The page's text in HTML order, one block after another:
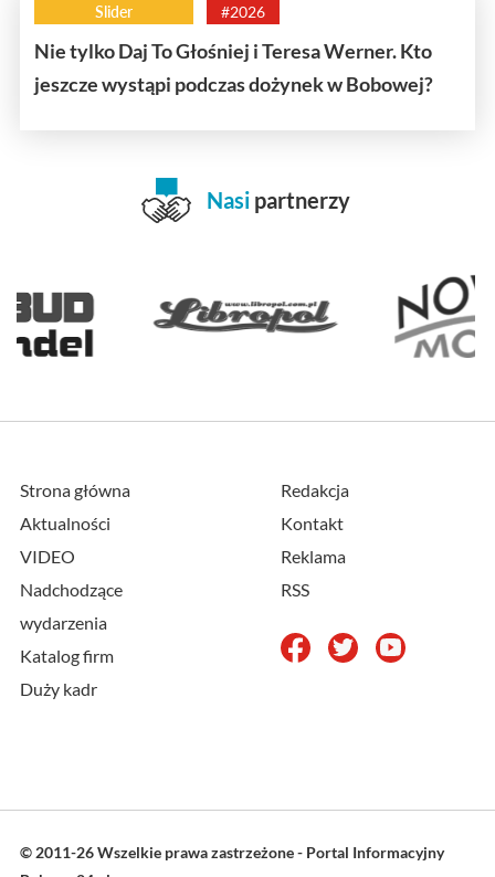
Slider #2026
Nie tylko Daj To Głośniej i Teresa Werner. Kto
jeszcze wystąpi podczas dożynek w Bobowej?
Nasi partnerzy
Strona główna
Aktualności
VIDEO
Nadchodzące
wydarzenia
Katalog firm
Duży kadr
Redakcja
Kontakt
Reklama
RSS
© 2011-26 Wszelkie prawa zastrzeżone - Portal Informacyjny